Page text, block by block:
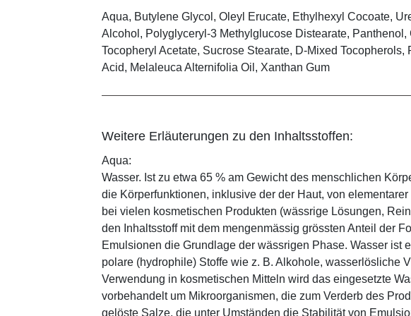
Aqua, Butylene Glycol, Oleyl Erucate, Ethylhexyl Cocoate,
Alcohol, Polyglyceryl-3 Methylglucose Distearate, Panthenol,
Tocopheryl Acetate, Sucrose Stearate, D-Mixed Tocopherols,
Acid, Melaleuca Alternifolia Oil, Xanthan Gum
Weitere Erläuterungen zu den Inhaltsstoffen:
Aqua:
Wasser. Ist zu etwa 65 % am Gewicht des menschlichen
die Körperfunktionen, inklusive der der Haut, von
bei vielen kosmetischen Produkten (wässrige Lösungen,
den Inhaltsstoff mit dem mengenmässig grössten Anteil der
Emulsionen die Grundlage der wässrigen Phase. Wasser ist
polare (hydrophile) Stoffe wie z. B. Alkohole, wasserlösliche
Verwendung in kosmetischen Mitteln wird das eingesetzte
vorbehandelt um Mikroorganismen, die zum Verderb des
gelöste Salze, die unter Umständen die Stabilität von